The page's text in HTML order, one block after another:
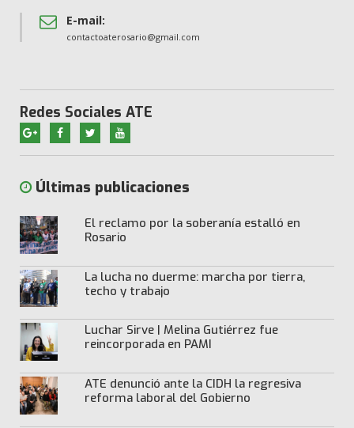
E-mail:
contactoaterosario@gmail.com
Redes Sociales ATE
Últimas publicaciones
El reclamo por la soberanía estalló en
Rosario
La lucha no duerme: marcha por tierra,
techo y trabajo
Luchar Sirve | Melina Gutiérrez fue
reincorporada en PAMI
ATE denunció ante la CIDH la regresiva
reforma laboral del Gobierno